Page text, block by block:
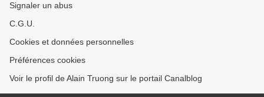
Signaler un abus
C.G.U.
Cookies et données personnelles
Préférences cookies
Voir le profil de Alain Truong sur le portail Canalblog